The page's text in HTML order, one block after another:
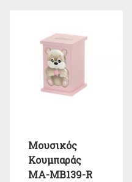
Μουσικός
Κουμπαράς
MA-MB139-R